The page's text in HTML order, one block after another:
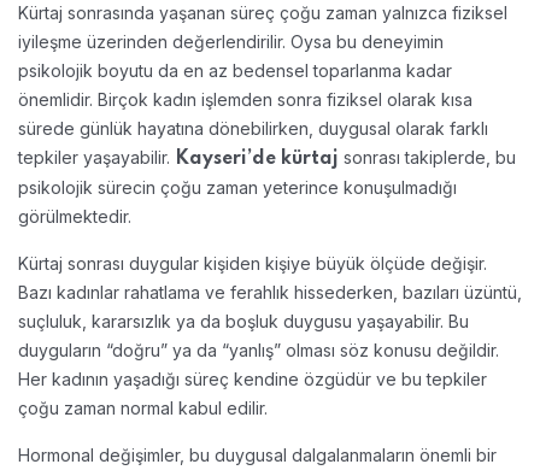
Kürtaj sonrasında yaşanan süreç çoğu zaman yalnızca fiziksel
iyileşme üzerinden değerlendirilir. Oysa bu deneyimin
psikolojik boyutu da en az bedensel toparlanma kadar
önemlidir. Birçok kadın işlemden sonra fiziksel olarak kısa
sürede günlük hayatına dönebilirken, duygusal olarak farklı
tepkiler yaşayabilir. Kayseri’de kürtaj sonrası takiplerde, bu
psikolojik sürecin çoğu zaman yeterince konuşulmadığı
görülmektedir.
Kürtaj sonrası duygular kişiden kişiye büyük ölçüde değişir.
Bazı kadınlar rahatlama ve ferahlık hissederken, bazıları üzüntü,
suçluluk, kararsızlık ya da boşluk duygusu yaşayabilir. Bu
duyguların “doğru” ya da “yanlış” olması söz konusu değildir.
Her kadının yaşadığı süreç kendine özgüdür ve bu tepkiler
çoğu zaman normal kabul edilir.
Hormonal değişimler, bu duygusal dalgalanmaların önemli bir